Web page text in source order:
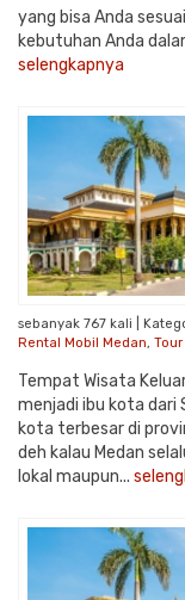
yang bisa Anda
kebutuhan Anda
selengkapnya
sebanyak 767 kali |
Rental Mobil Medan,
Tempat Wisata
menjadi ibu kota dari
kota terbesar di
deh kalau Medan
lokal maupun...